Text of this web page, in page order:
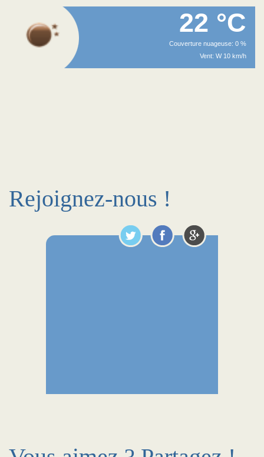
22 °C
Couverture nuageuse: 0 %
Vent: W 10 km/h
Rejoignez-nous !